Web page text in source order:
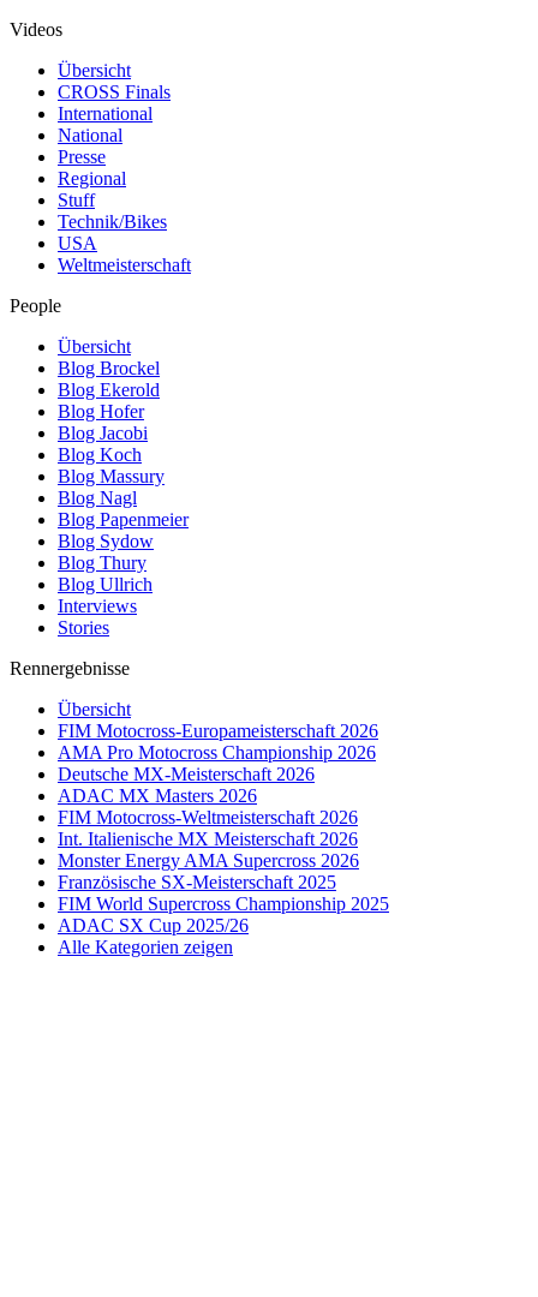
Videos
Übersicht
CROSS Finals
International
National
Presse
Regional
Stuff
Technik/Bikes
USA
Weltmeisterschaft
People
Übersicht
Blog Brockel
Blog Ekerold
Blog Hofer
Blog Jacobi
Blog Koch
Blog Massury
Blog Nagl
Blog Papenmeier
Blog Sydow
Blog Thury
Blog Ullrich
Interviews
Stories
Rennergebnisse
Übersicht
FIM Motocross-Europameisterschaft 2026
AMA Pro Motocross Championship 2026
Deutsche MX-Meisterschaft 2026
ADAC MX Masters 2026
FIM Motocross-Weltmeisterschaft 2026
Int. Italienische MX Meisterschaft 2026
Monster Energy AMA Supercross 2026
Französische SX-Meisterschaft 2025
FIM World Supercross Championship 2025
ADAC SX Cup 2025/26
Alle Kategorien zeigen